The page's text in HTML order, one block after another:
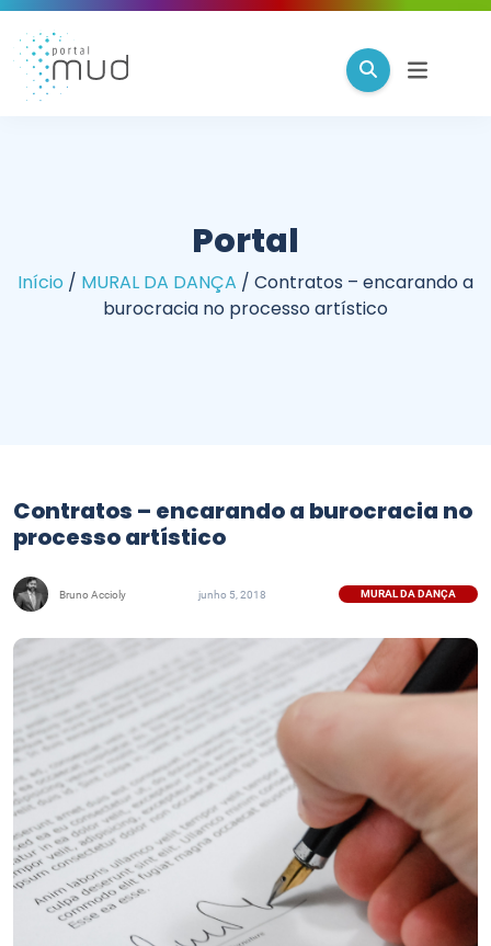
Portal
Início / MURAL DA DANÇA / Contratos – encarando a
burocracia no processo artístico
Contratos – encarando a burocracia no
processo artístico
Bruno Accioly junho 5, 2018 MURAL DA DANÇA